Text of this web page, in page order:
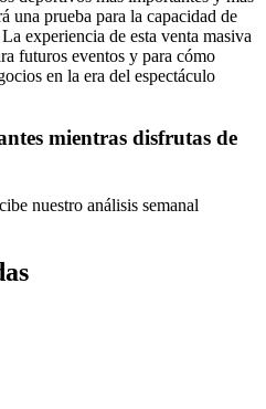
una prueba para la capacidad de
experiencia de esta venta masiva
futuros eventos y para cómo
en la era del espectáculo
mientras disfrutas de
nuestro análisis semanal